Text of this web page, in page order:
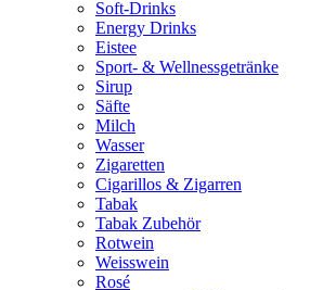
Soft-Drinks
Energy Drinks
Eistee
Sport- & Wellnessgetränke
Sirup
Säfte
Milch
Wasser
Zigaretten
Cigarillos & Zigarren
Tabak
Tabak Zubehör
Rotwein
Weisswein
Rosé